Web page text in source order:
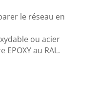
le réseau en
ou acier
au RAL.